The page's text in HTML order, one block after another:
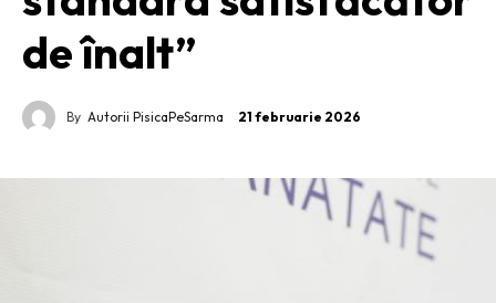
de înalt”
By Autorii PisicaPeSarma 21 februarie 2026